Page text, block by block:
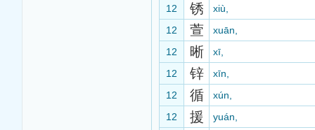
12
锈
xiù,
12
萱
xuān,
12
晰
xī,
12
锌
xīn,
12
循
xún,
12
援
yuán,